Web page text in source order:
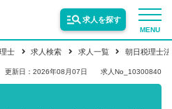
MENU
求人を探す
士 求人検索 求人一覧 朝日税理士
更新日：2026年08月07日 求人No_10300840